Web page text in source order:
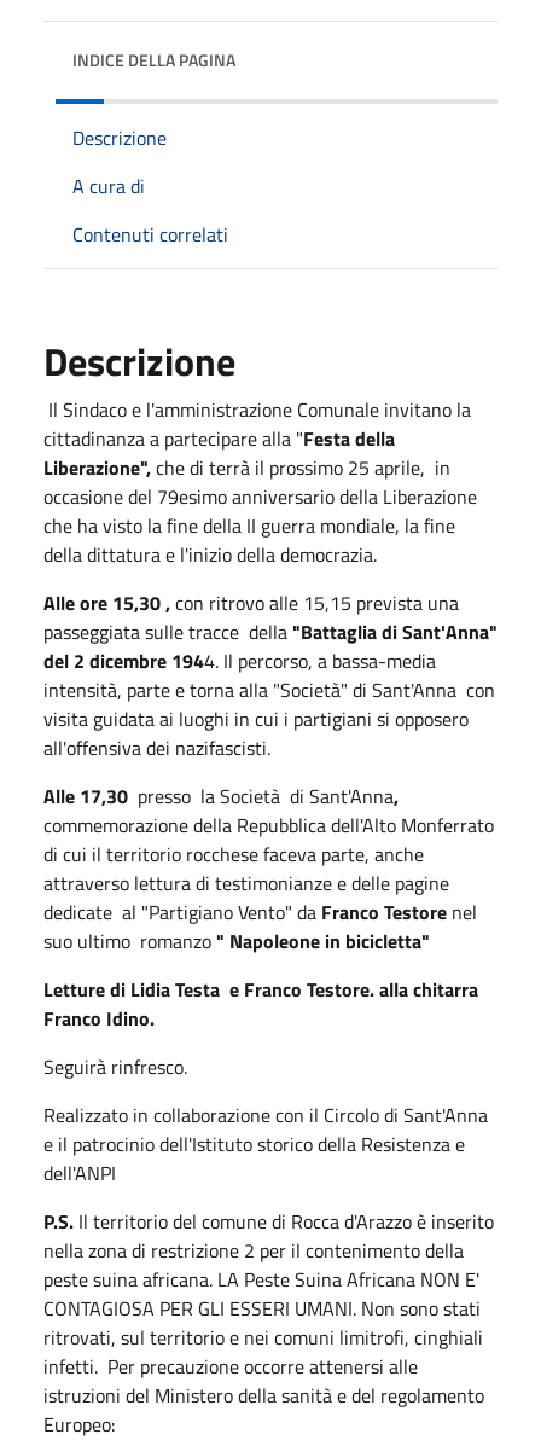
INDICE DELLA PAGINA
Descrizione
A cura di
Contenuti correlati
Descrizione
Il Sindaco e l'amministrazione Comunale invitano la
cittadinanza a partecipare alla "Festa della
Liberazione",che di terrà il prossimo 25 aprile, in
occasione del 79esimo anniversario della Liberazione
che ha visto la fine della II guerra mondiale, la fine
della dittatura e l'inizio della democrazia.
Alle ore 15,30 ,con ritrovo alle 15,15 prevista una
passeggiata sulle tracce della"Battaglia di Sant'Anna"
del 2 dicembre 1944. Il percorso, a bassa-media
intensità, parte e torna alla "Società" di Sant'Anna con
visita guidata ai luoghi in cui i partigiani si opposero
all'offensiva dei nazifascisti.
Alle 17,30 presso la Società di Sant'Anna,
commemorazione della Repubblica dell'Alto Monferrato
di cui il territorio rocchese faceva parte, anche
attraverso lettura di testimonianze e delle pagine
dedicate al "Partigiano Vento" da Franco Testore nel
suo ultimo romanzo" Napoleone in bicicletta"
Letturedi Lidia Testa e Franco Testore. alla chitarra
Franco Idino.
Seguirà rinfresco.
Realizzato in collaborazione con il Circolo di Sant'Anna
e il patrocinio dell'Istituto storico della Resistenza e
dell'ANPI
P.S. Il territorio del comune di Rocca d'Arazzo è inserito
nella zona di restrizione 2 per il contenimento della
peste suina africana. LA Peste Suina Africana NON E'
CONTAGIOSA PER GLI ESSERI UMANI. Non sono stati
ritrovati, sul territorio e nei comuni limitrofi, cinghiali
infetti. Per precauzione occorre attenersi alle
istruzioni del Ministero della sanità e del regolamento
Europeo: